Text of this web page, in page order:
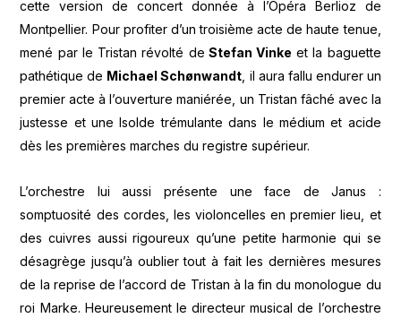
cette version de concert donnée à l’Opéra Berlioz de
Montpellier. Pour profiter d’un troisième acte de haute tenue,
mené par le Tristan révolté de Stefan Vinke et la baguette
pathétique de Michael Schønwandt, il aura fallu endurer un
premier acte à l’ouverture maniérée, un Tristan fâché avec la
justesse et une Isolde trémulante dans le médium et acide
dès les premières marches du registre supérieur.
L’orchestre lui aussi présente une face de Janus :
somptuosité des cordes, les violoncelles en premier lieu, et
des cuivres aussi rigoureux qu’une petite harmonie qui se
désagrège jusqu’à oublier tout à fait les dernières mesures
de la reprise de l’accord de Tristan à la fin du monologue du
roi Marke. Heureusement le directeur musical de l’orchestre